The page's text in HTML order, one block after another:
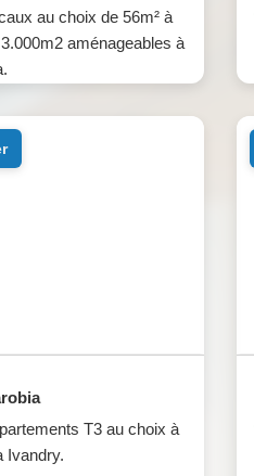
au choix de 56m² à
aménageables à
T3 au choix à
Ivandry.